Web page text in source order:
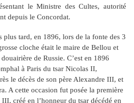
le Ministre des Cultes, autorité
depuis le Concordat.
plus tard, en 1896, lors de la fonte des 3
cloche était le maire de Bellou et
de Russie. C’est en 1896
à Paris du tsar Nicolas II,
le décès de son père Alexandre III, et
A cette occasion fut posée la première
créé en l’honneur du tsar décédé en